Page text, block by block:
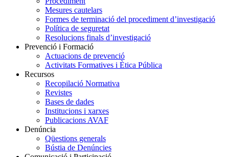
Mesures cautelars
Formes de terminació del procediment d’investigació
Política de seguretat
Resolucions finals d’investigació
Prevenció i Formació
Actuacions de prevenció
Activitats Formatives i Ètica Pública
Recursos
Recopilació Normativa
Revistes
Bases de dades
Institucions i xarxes
Publicacions AVAF
Denúncia
Qüestions generals
Bústia de Denúncies